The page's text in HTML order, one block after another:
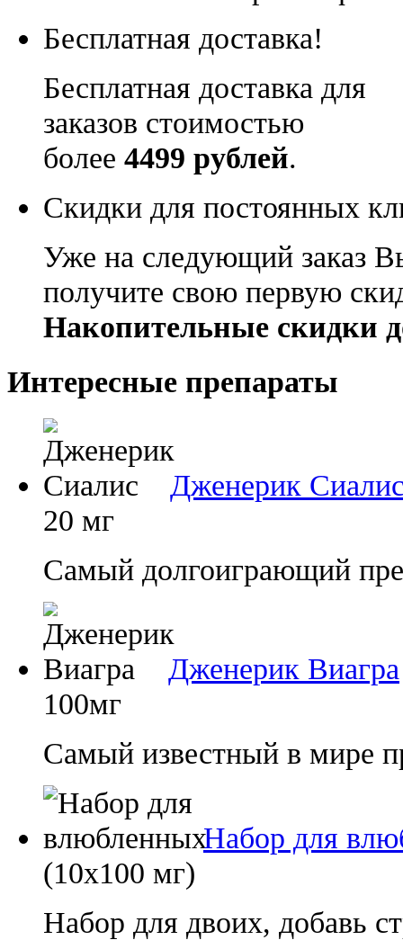
Бесплатная доставка!
Бесплатная доставка для
заказов стоимостью
более 4499 рублей.
Скидки для постоянных
Уже на следующий заказ
получите свою первую
Накопительные скидки
Интересные препараты
Дженерик
20 мг
Самый долгоиграющий
Дженерик Виагра
100мг
Самый известный в мире
Набор для
(10х100 мг)
Набор для двоих, добавь